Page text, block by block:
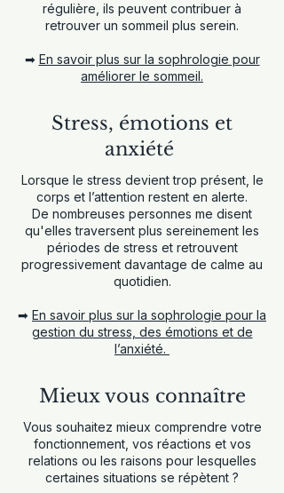
régulière, ils peuvent contribuer à
retrouver un sommeil plus serein.
➡ En savoir plus sur la sophrologie pour
améliorer le sommeil.
Stress, émotions et
anxiété
Lorsque le stress devient trop présent, le
corps et l’attention restent en alerte.
De nombreuses personnes me disent
qu'elles traversent plus sereinement les
périodes de stress et retrouvent
progressivement davantage de calme au
quotidien.
➡ En savoir plus sur la sophrologie pour la
gestion du stress, des émotions et de
l’anxiété.
Mieux vous connaître
Vous souhaitez mieux comprendre votre
fonctionnement, vos réactions et vos
relations ou les raisons pour lesquelles
certaines situations se répètent ?